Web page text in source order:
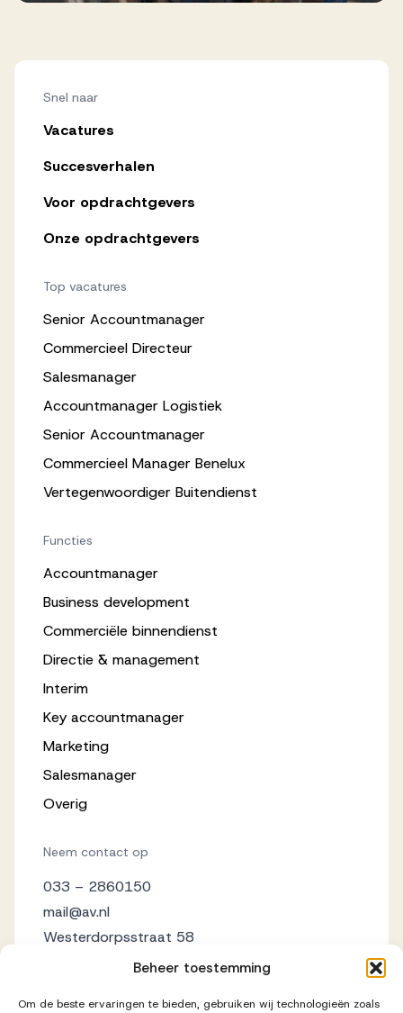
Beheer toestemming
Om de beste ervaringen te bieden, gebruiken wij technologieën zoals
Snel naar
Vacatures
Succesverhalen
Voor opdrachtgevers
Onze opdrachtgevers
Top vacatures
Senior Accountmanager
Commercieel Directeur
Salesmanager
Accountmanager Logistiek
Senior Accountmanager
Commercieel Manager Benelux
Vertegenwoordiger Buitendienst
Functies
Accountmanager
Business development
Commerciële binnendienst
Directie & management
Interim
Key accountmanager
Marketing
Salesmanager
Overig
Neem contact op
033 – 2860150
mail@av.nl
Westerdorpsstraat 58
3871 AZ Hoevelaken